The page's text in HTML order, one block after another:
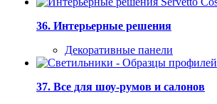
36. Интерьерные решения
Декоративные панели
37. Все для шоу-румов и салонов